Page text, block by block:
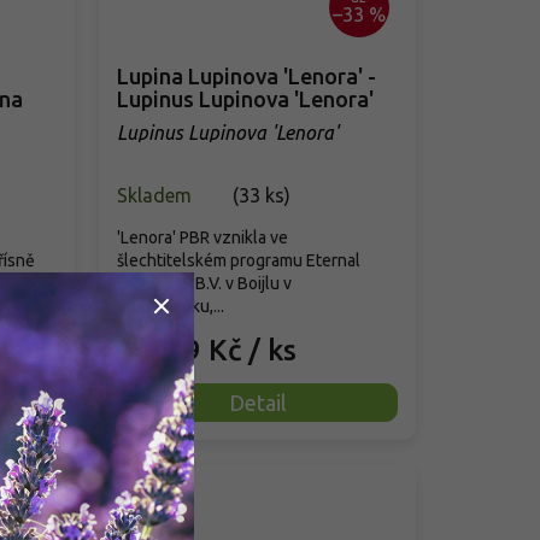
až
–33 %
Lupina Lupinova 'Lenora' -
Lupinus Lupinova 'Lenora'
Lupinus Lupinova 'Lenora'
Skladem (33 ks)
od 199 Kč / ks
Detail
'Lenora' PBR vznikla ve
šlechtitelském programu Eternal
Plant Boijl B.V. v Boijlu v
Nizozemsku,...